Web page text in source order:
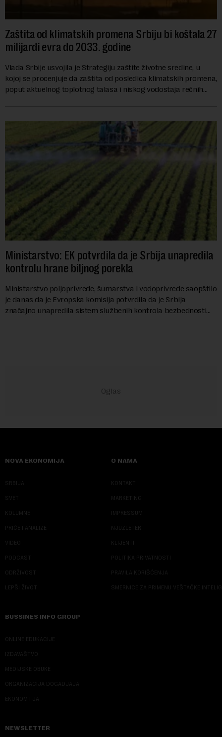
Zaštita od klimatskih promena Srbiju bi koštala 27
milijardi evra do 2033. godine
Vlada Srbije usvojila je Strategiju zaštite životne sredine, u
kojoj se procenjuje da zaštita od posledica klimatskih promena,
poput aktuelnog toplotnog talasa i niskog vodostaja rečnih
Ministarstvo: EK potvrdila da je Srbija unapredila
kontrolu hrane biljnog porekla
Ministarstvo poljoprivrede, šumarstva i vodoprivrede saopštilo
je danas da je Evropska komisija potvrdila da je Srbija
značajno unapredila sistem službenih kontrola bezbednosti
NOVA EKONOMIJA
SRBIJA
SVET
KOLUMNE
PRIČE I ANALIZE
VIDEO
PODCAST
ODRŽIVOST
LEPŠI ŽIVOT
O NAMA
KONTAKT
MARKETING
IMPRESSUM
NJUZLETER
KLIJENTI
POLITIKA PRIVATNOSTI
PRAVILA KORIŠĆENJA
SMERNICE ZA PRIMENU VEŠTAČKE
BUSSINES INFO GROUP
ONLINE EDUKACIJE
IZDAVAŠTVO
MEDIJSKE OBUKE
ORGANIZACIJA DOGADJAJA
EKONOM I JA
NEWSLETTER